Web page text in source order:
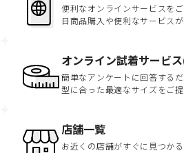
便利なオンラインサービスを
日商品購入や便利なサービスが
オンライン試着サービ
簡単なアンケートに回答する
型に合った最適なサイズをご提
店舗一覧
お近くの店舗がすぐに見つかる